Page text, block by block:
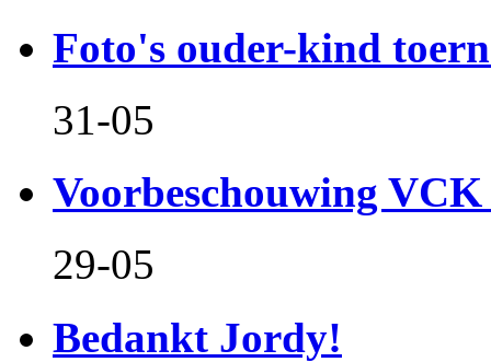
Foto's ouder-kind
31-05
Voorbeschouwing VCK
29-05
Bedankt Jordy!